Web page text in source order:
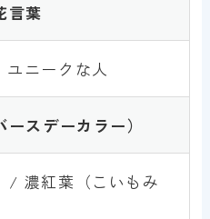
言葉
ニークな人
ースデーカラー）
/ 濃紅葉（こいもみ